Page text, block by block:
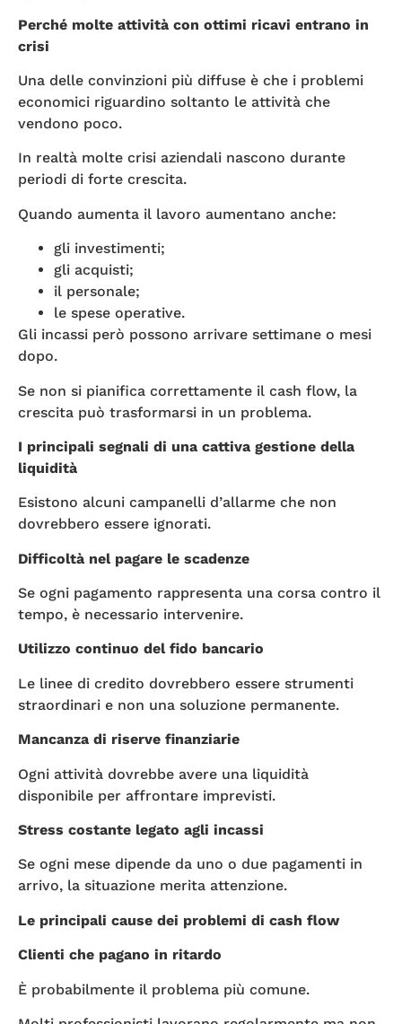
Perché molte attività con ottimi ricavi entrano in
crisi
Una delle convinzioni più diffuse è che i problemi
economici riguardino soltanto le attività che
vendono poco.
In realtà molte crisi aziendali nascono durante
periodi di forte crescita.
Quando aumenta il lavoro aumentano anche:
gli investimenti;
gli acquisti;
il personale;
le spese operative.
Gli incassi però possono arrivare settimane o mesi
dopo.
Se non si pianifica correttamente il cash flow, la
crescita può trasformarsi in un problema.
I principali segnali di una cattiva gestione della
liquidità
Esistono alcuni campanelli d’allarme che non
dovrebbero essere ignorati.
Difficoltà nel pagare le scadenze
Se ogni pagamento rappresenta una corsa contro il
tempo, è necessario intervenire.
Utilizzo continuo del fido bancario
Le linee di credito dovrebbero essere strumenti
straordinari e non una soluzione permanente.
Mancanza di riserve finanziarie
Ogni attività dovrebbe avere una liquidità
disponibile per affrontare imprevisti.
Stress costante legato agli incassi
Se ogni mese dipende da uno o due pagamenti in
arrivo, la situazione merita attenzione.
Le principali cause dei problemi di cash flow
Clienti che pagano in ritardo
È probabilmente il problema più comune.